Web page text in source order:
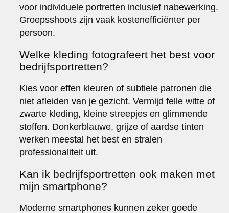
voor individuele portretten inclusief nabewerking.
Groepsshoots zijn vaak kostenefficiënter per
persoon.
Welke kleding fotografeert het best voor
bedrijfsportretten?
Kies voor effen kleuren of subtiele patronen die
niet afleiden van je gezicht. Vermijd felle witte of
zwarte kleding, kleine streepjes en glimmende
stoffen. Donkerblauwe, grijze of aardse tinten
werken meestal het best en stralen
professionaliteit uit.
Kan ik bedrijfsportretten ook maken met
mijn smartphone?
Moderne smartphones kunnen zeker goede